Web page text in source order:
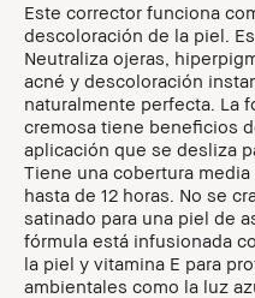
Este corrector funciona
descoloración de la piel.
Neutraliza ojeras,
acné y descoloración
naturalmente perfecta. La
cremosa tiene beneficios
aplicación que se desliza
Tiene una cobertura
hasta de 12 horas. No se
satinado para una piel de
fórmula está infusionada
la piel y vitamina E para
ambientales como la luz